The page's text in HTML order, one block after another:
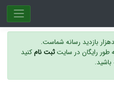
بازدید رسانه شماست.
طور رایگان در سایتثبت نامکنید